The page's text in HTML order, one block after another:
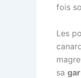
fois
Les
sa